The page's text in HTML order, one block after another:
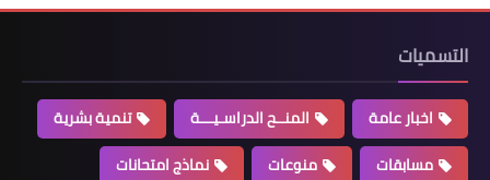
التسميات
اخبار عامة المنــح الدراسـيـــة
تنمية بشرية
مسابقات
منوعات
نماذج امتحانات